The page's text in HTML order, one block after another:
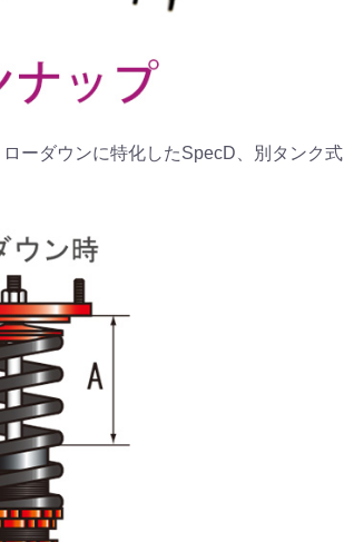
ーダウンに特化したSpecD、別タンク式